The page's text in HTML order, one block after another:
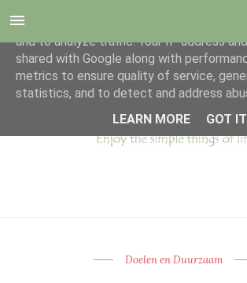
Doelen en Duurzaam
This site uses cookies from Google to
and to analyze traffic. Your IP address
shared with Google along with
metrics to ensure quality of service,
statistics, and to detect and address
LEARN MORE
GOT IT